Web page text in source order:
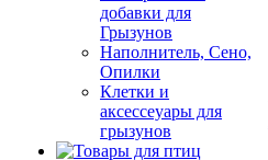
добавки для
Грызунов
Наполнитель, Сено,
Опилки
Клетки и
аксессеуары для
грызунов